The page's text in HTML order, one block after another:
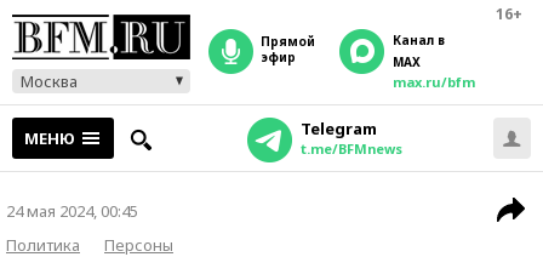
16+
Москва
прямой
эфир
Канал в
MAX
max.ru/bfm
МЕНЮ Telegram
t.me/BFMnews
24 мая 2024, 00:45
Политика
Персоны